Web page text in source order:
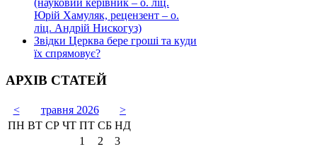
Юрій Хамуляк, рецензент – о.
ліц. Андрій Нискогуз)
Звідки Церква бере гроші та куди
їх спрямовує?
АРХІВ СТАТЕЙ
< травня 2026
>
ПН ВТ СР ЧТ ПТ СБ НД
1
2
3